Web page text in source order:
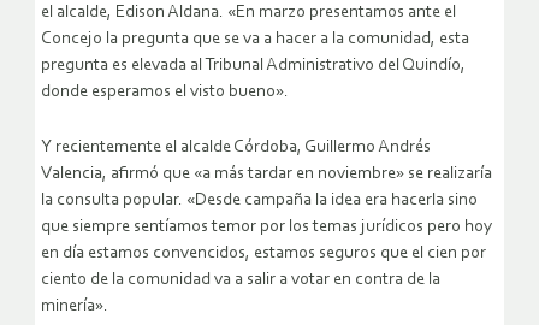
el alcalde, Edison Aldana. «En marzo presentamos ante el
Concejo la pregunta que se va a hacer a la comunidad, esta
pregunta es elevada al Tribunal Administrativo del Quindío,
donde esperamos el visto bueno».
Y recientemente el alcalde Córdoba, Guillermo Andrés
Valencia, afirmó que «a más tardar en noviembre» se realizaría
la consulta popular. «Desde campaña la idea era hacerla sino
que siempre sentíamos temor por los temas jurídicos pero hoy
en día estamos convencidos, estamos seguros que el cien por
ciento de la comunidad va a salir a votar en contra de la
minería».